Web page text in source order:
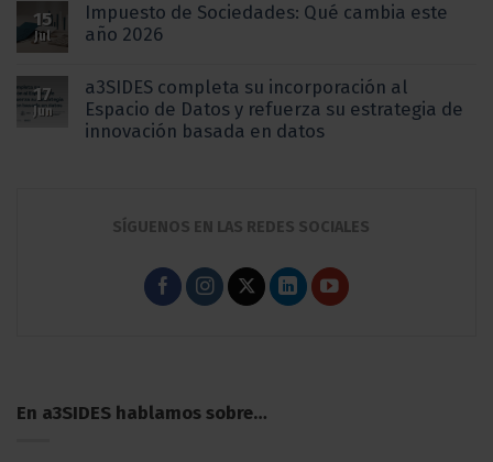
15
Jul
Impuesto de Sociedades: Qué cambia este
año 2026
17
Jun
a3SIDES completa su incorporación al
Espacio de Datos y refuerza su estrategia de
innovación basada en datos
SÍGUENOS EN LAS REDES SOCIALES
En a3SIDES hablamos sobre…